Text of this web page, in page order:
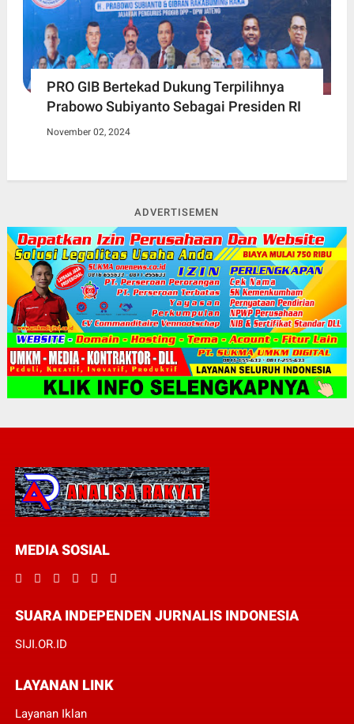
PRO GIB Bertekad Dukung Terpilihnya
Prabowo Subiyanto Sebagai Presiden RI
November 02, 2024
ADVERTISEMEN
MEDIA SOSIAL
SUARA INDEPENDEN JURNALIS INDONESIA
SIJI.OR.ID
LAYANAN LINK
Layanan Iklan